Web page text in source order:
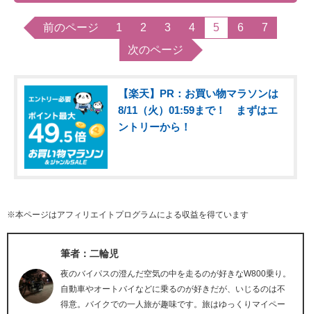
前のページ 1 2 3 4 5 6
7
次のページ
【楽天】PR：お買い物マラソンは
8/11（火）01:59まで！ まずはエ
ントリーから！
※本ページはアフィリエイトプログラムによる収益を得ています
筆者：二輪児
夜のバイパスの澄んだ空気の中を走るのが好きなW800乗り。
自動車やオートバイなどに乗るのが好きだが、いじるのは不
得意。バイクでの一人旅が趣味です。旅はゆっくりマイペー